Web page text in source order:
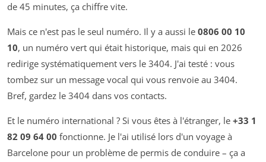
de 45 minutes, ça chiffre vite.
Mais ce n'est pas le seul numéro. Il y a aussi le 0806 00 10
10, un numéro vert qui était historique, mais qui en 2026
redirige systématiquement vers le 3404. J'ai testé : vous
tombez sur un message vocal qui vous renvoie au 3404.
Bref, gardez le 3404 dans vos contacts.
Et le numéro international ? Si vous êtes à l'étranger, le +33 1
82 09 64 00 fonctionne. Je l'ai utilisé lors d'un voyage à
Barcelone pour un problème de permis de conduire – ça a